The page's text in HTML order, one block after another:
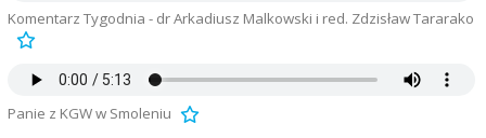
Komentarz Tygodnia - dr Arkadiusz Malkowski i red. Zdzisław Tararako
Panie z KGW w Smoleniu